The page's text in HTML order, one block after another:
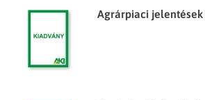
Agrárpiaci jelentések